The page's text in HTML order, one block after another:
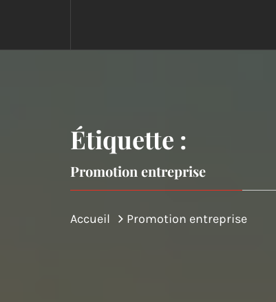
Étiquette :
Promotion entreprise
Accueil Promotion entreprise